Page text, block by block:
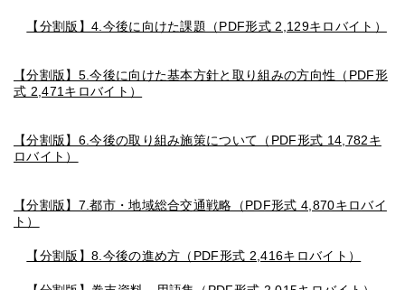
【分割版】4.今後に向けた課題（PDF形式 2,129キロバイト）
【分割版】5.今後に向けた基本方針と取り組みの方向性（PDF形
式 2,471キロバイト）
【分割版】6.今後の取り組み施策について（PDF形式 14,782キ
ロバイト）
【分割版】7.都市・地域総合交通戦略（PDF形式 4,870キロバイ
ト）
【分割版】8.今後の進め方（PDF形式 2,416キロバイト）